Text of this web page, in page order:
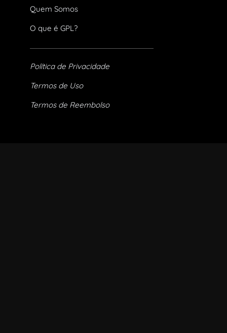
Quem Somos
O que é GPL?
Política de Privacidade
Termos de Uso
Termos de Reembolso